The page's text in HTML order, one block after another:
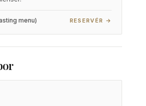
menu) RESERVÉR →